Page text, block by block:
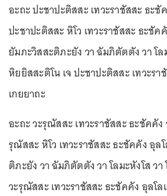
อะถะ ปะชาปะติสสะ เทวะราชัสสะ ธะชั
ปะชาปะติสสะ หิโว เทวะราชัสสะ ธะชัค
ยัมภะวิสสะติภะยัง วา ฉัมภิตัตตัง วา โล
หิยยิสสะติโน เจ ปะชาปะติสสะ เทวะร
เกยยาถะ
อะถะ วะรุณัสสะ เทวะราชัสสะ ธะชัคคัง
รุณัสสะ หิโว เทวะราชัสสะ ธะชัคคัง อุล
ติภะยัง วา ฉัมภิตัตตัง วา โลมะหังโส วา
วะรุณัสสะ เทวะราชัสสะ ธะชัคคัง อุลโล